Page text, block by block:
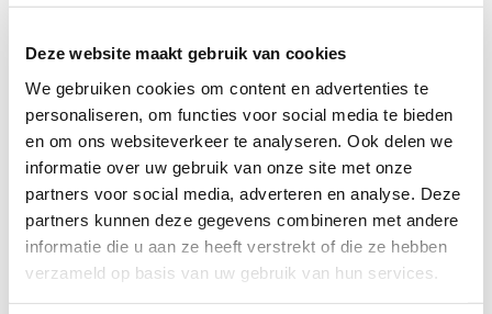
Deze website maakt gebruik van cookies
We gebruiken cookies om content en advertenties te
personaliseren, om functies voor social media te bieden
en om ons websiteverkeer te analyseren. Ook delen we
informatie over uw gebruik van onze site met onze
partners voor social media, adverteren en analyse. Deze
partners kunnen deze gegevens combineren met andere
informatie die u aan ze heeft verstrekt of die ze hebben
verzameld op basis van uw gebruik van hun services.
ze alle ballen het beste in de lucht kunnen houden.
Welzijnskwartier mantelzorgondersteuning wil voorkomen
dat mantelzorgers overbelast raken en helpen hen een
handje op weg om de zorg vol te kunnen houden. Wij bieden
individuele informatie, advies en begeleiding aan
mantelzorgers, maar organiseren ook regelmatig
bijeenkomsten met een informatief en/of een ontspannen
karakter waarin mantelzorgers even los kunnen zijn van hun
zorgen en in contact kunnen komen met andere
mantelzorgers. Interesse? Stuur een mail aan
mantelzorg@welzijnskwartier.nl of neem een kijkjeop onze